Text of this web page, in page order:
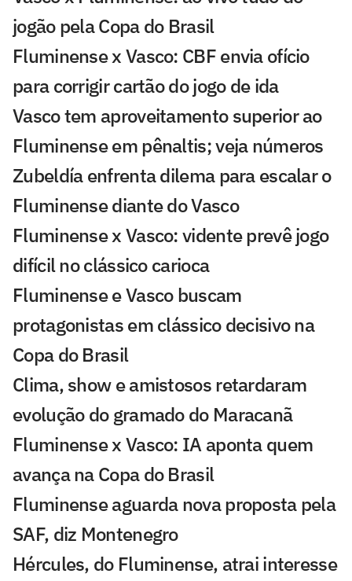
jogão pela Copa do Brasil
Fluminense x Vasco: CBF envia ofício
para corrigir cartão do jogo de ida
Vasco tem aproveitamento superior ao
Fluminense em pênaltis; veja números
Zubeldía enfrenta dilema para escalar o
Fluminense diante do Vasco
Fluminense x Vasco: vidente prevê jogo
difícil no clássico carioca
Fluminense e Vasco buscam
protagonistas em clássico decisivo na
Copa do Brasil
Clima, show e amistosos retardaram
evolução do gramado do Maracanã
Fluminense x Vasco: IA aponta quem
avança na Copa do Brasil
Fluminense aguarda nova proposta pela
SAF, diz Montenegro
Hércules, do Fluminense, atrai interesse